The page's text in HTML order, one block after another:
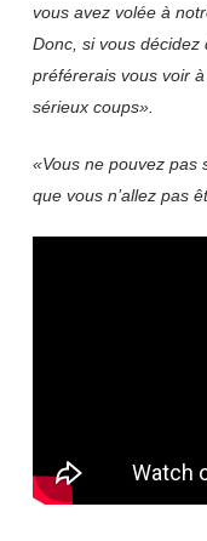
vous avez volée à
Donc, si vous
préférerais vous voir
sérieux coups».
«Vous ne pouvez pas
que vous n’allez pas